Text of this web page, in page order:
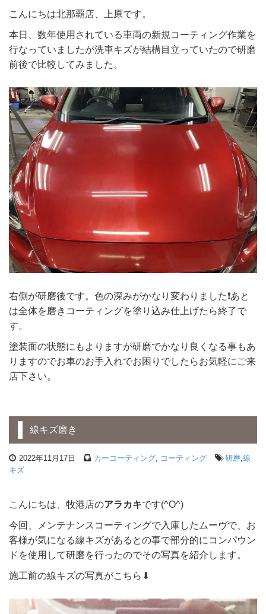
こんにちは北那覇店、上原です。
本日、数年使用されている車両の新規コーティング作業を
行なっていましたが洗車キズが結構目立っていたので研磨
前後で比較してみました。
右側が研磨後です。色の深みがかなり変わりました❗️あと
は全体を磨きコーティングを塗り込み仕上げたら終了で
す。
塗装面の状態にもよりますが研磨でかなり良くなる事もあ
りますのでお車のお手入れでお困りでしたらお気軽にご来
店下さい。
線キズ磨き
2022年11月17日 カーコーティング, コーティング 研磨,線
キズ
こんにちは、牧港店のアラカキです(^O^)
今回、メンテナンスコーティングで入庫したムーヴで、お
客様が気になる線キズがあるとの事で部分的にコンパウン
ドを使用して研磨を行ったのでその写真を紹介します。
施工前の線キズの写真がこちら⬇︎